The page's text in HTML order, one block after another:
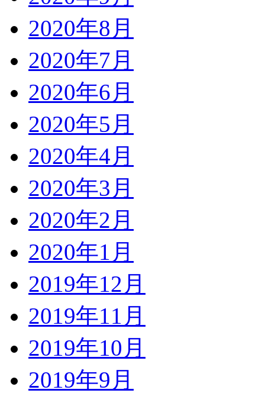
2020年8月
2020年7月
2020年6月
2020年5月
2020年4月
2020年3月
2020年2月
2020年1月
2019年12月
2019年11月
2019年10月
2019年9月